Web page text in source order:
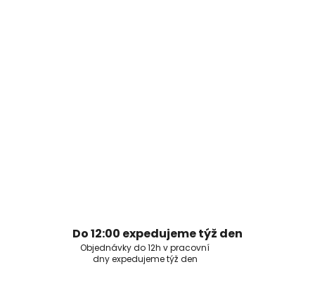
Do 12:00 expedujeme týž den
Objednávky do 12h v pracovní
dny expedujeme týž den